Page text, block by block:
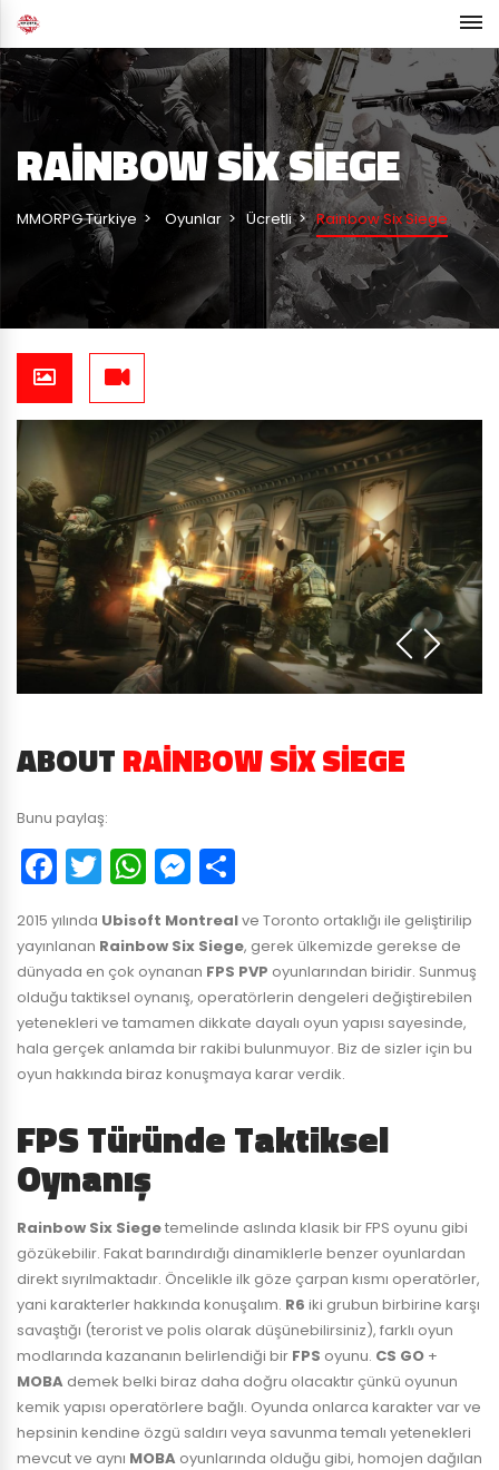
RAINBOW SIX SIEGE
MMORPG Türkiye Oyunlar Ücretli Rainbow Six Siege
ABOUTRAINBOW SIX SIEGE
Bunu paylaş:
Facebook
Twitter
WhatsApp
Messenger
2015 yılında Ubisoft Montrealve Toronto ortaklığı ile geliştirilip
yayınlanan Rainbow Six Siege, gerek ülkemizde gerekse de
dünyada en çok oynanan FPS PVP oyunlarından biridir. Sunmuş
olduğu taktiksel oynanış, operatörlerin dengeleri değiştirebilen
yetenekleri ve tamamen dikkate dayalı oyun yapısı sayesinde,
hala gerçek anlamda bir rakibi bulunmuyor. Biz de sizler için bu
oyun hakkında biraz konuşmaya karar verdik.
FPS Türünde Taktiksel
Oynanış
Rainbow Six Siegetemelinde aslında klasik bir FPS oyunu gibi
gözükebilir. Fakat barındırdığı dinamiklerle benzer oyunlardan
direkt sıyrılmaktadır. Öncelikle ilk göze çarpan kısmı operatörler,
yani karakterler hakkında konuşalım. R6 iki grubun birbirine karşı
savaştığı (terorist ve polis olarak düşünebilirsiniz), farklı oyun
modlarında kazananın belirlendiği bir FPS oyunu. CS GO +
MOBA demek belki biraz daha doğru olacaktır çünkü oyunun
kemik yapısı operatörlere bağlı. Oyunda onlarca karakter var ve
hepsinin kendine özgü saldırı veya savunma temalı yetenekleri
mevcut ve aynı MOBA oyunlarında olduğu gibi, homojen dağılan